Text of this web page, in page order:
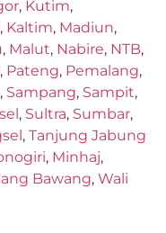
, Kutim,
, Kaltim, Madiun,
, Malut, Nabire, NTB,
, Pateng, Pemalang,
, Sampang, Sampit,
, Sultra, Sumbar,
, Tanjung Jabung
, Minhaj,
Bawang, Wali